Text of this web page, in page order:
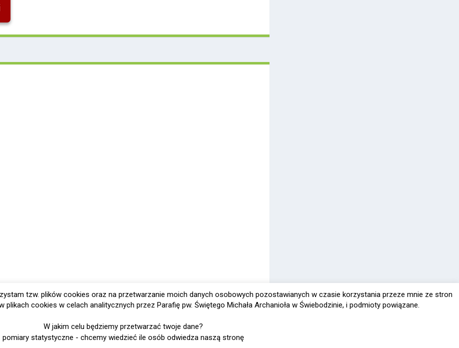
tzw. plików cookies oraz na przetwarzanie moich danych osobowych pozostawianych w czasie korzystania przeze mnie ze stron
cookies w celach analitycznych przez Parafię pw. Świętego Michała Archanioła w Świebodzinie, i podmioty powiązane.
W jakim celu będziemy przetwarzać twoje dane?
pomiary statystyczne - chcemy wiedzieć ile osób odwiedza naszą stronę